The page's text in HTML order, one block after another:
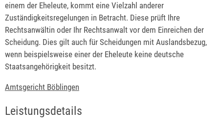
einem der Eheleute, kommt eine Vielzahl anderer
Zuständigkeitsregelungen in Betracht. Diese prüft Ihre
Rechtsanwältin oder Ihr Rechtsanwalt vor dem Einreichen der
Scheidung. Dies gilt auch für Scheidungen mit Auslandsbezug,
wenn beispielsweise einer der Eheleute keine deutsche
Staatsangehörigkeit besitzt.
Amtsgericht Böblingen
Leistungsdetails